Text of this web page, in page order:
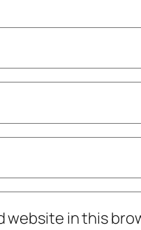
website in this